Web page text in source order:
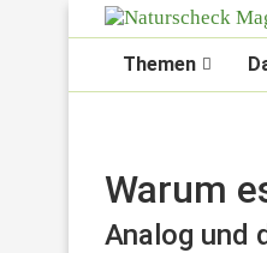
Themen
Warum
Analog und